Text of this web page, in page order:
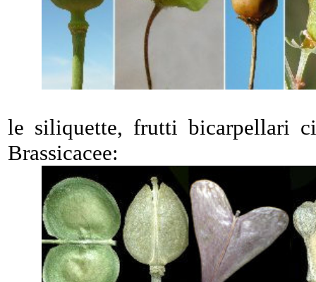
le siliquette, frutti bicarpellari
Brassicacee: